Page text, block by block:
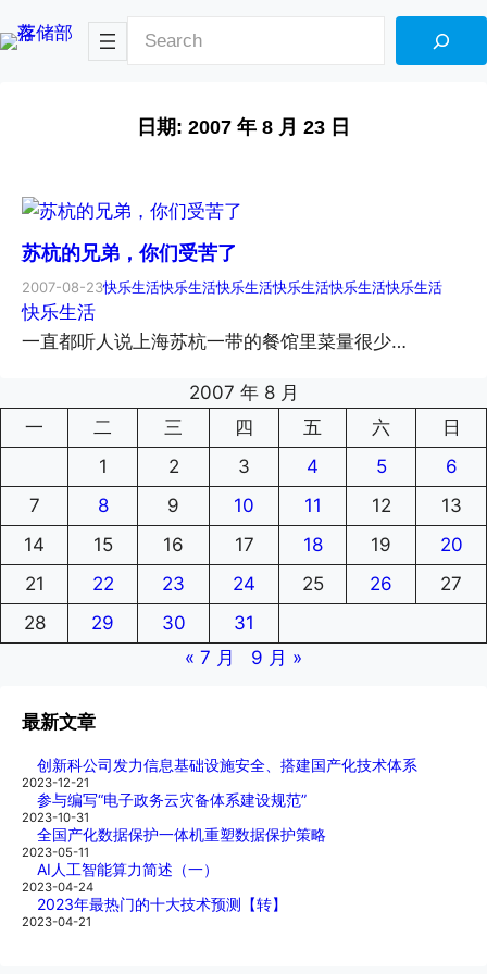
搜
索
日期: 2007 年 8 月 23 日
苏杭的兄弟，你们受苦了
2007-08-23快乐生活快乐生活快乐生活快乐生活快乐生活快乐生活
快乐生活
一直都听人说上海苏杭一带的餐馆里菜量很少…
2007 年 8 月
一
二 三 四 五 六
日
1
2 3 4 5
6
7
8 9 10 11 12
13
14
15 16 17 18 19
20
21
22 23 24 25 26
27
28
29 30
31
« 7 月
9 月 »
最新文章
创新科公司发力信息基础设施安全、搭建国产化技术体系
2023-12-21
参与编写“电子政务云灾备体系建设规范”
2023-10-31
全国产化数据保护一体机重塑数据保护策略
2023-05-11
AI人工智能算力简述（一）
2023-04-24
2023年最热门的十大技术预测【转】
2023-04-21